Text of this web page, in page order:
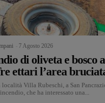
7 Agosto 2026
di oliveta e bosco
ettari l’area
Villa Rubeschi, a San
che ha interessato una...